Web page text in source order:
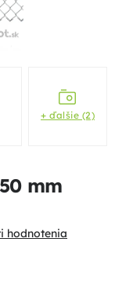
mm
hodnotenia
+ ďalšie (2)